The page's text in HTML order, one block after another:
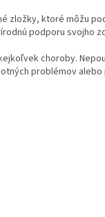
zložky, ktoré môžu
podporu svojho
choroby.
problémov alebo